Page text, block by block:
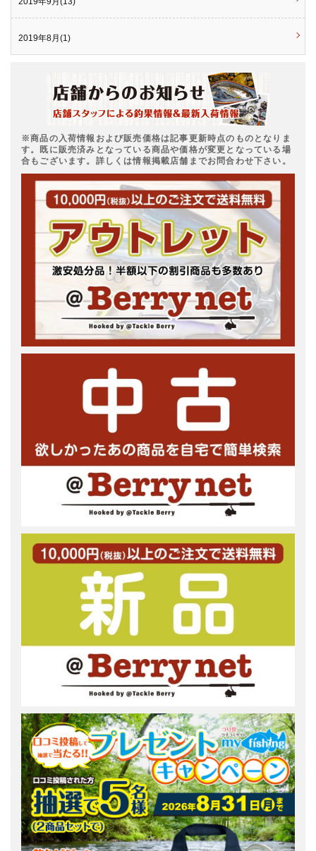
2019年8月(1)
※商品の入荷情報および販売価格は記事更新時点のものとなりま
す。既に販売済みとなっている商品や価格が変更となっている場
合もございます。詳しくは情報掲載店舗までお問合わせ下さい。